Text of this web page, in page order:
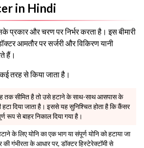
in Hindi
प्रकार और चरण पर निर्भर करता है। इस बीमारी
आमतौर पर सर्जरी और विकिरण यानी
हैं।
तरह से किया जाता है।
तक सीमित है तो उसे हटाने के साथ-साथ आसपास के
दिया जाता है। इससे यह सुनिश्चित होता है कि कैंसर
रूप से बाहर निकाल दिया गया है।
के लिए योनि का एक भाग या संपूर्ण योनि को हटाया जा
गंभीरता के आधार पर, डॉक्टर हिस्टेरेक्टॉमी से